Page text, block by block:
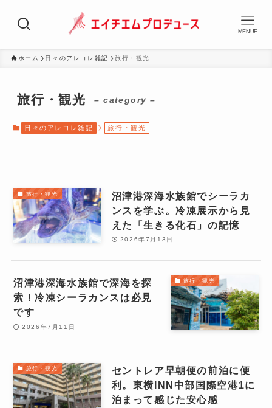
MENUE
ホーム 日々のアレコレ雑記 旅行・観光
旅行・観光 – category –
日々のアレコレ雑記 旅行・観光
旅行・観光
沼津港深海水族館でシーラカ
ンスを学ぶ。冷凍展示から見
えた「生きる化石」の記憶
2026年7月13日
旅行・観光
沼津港深海水族館で深海を探
索！冷凍シーラカンスは必見
です
2026年7月11日
旅行・観光
セントレア早朝便の前泊に便
利。東横INN中部国際空港1に
泊まって感じた安心感